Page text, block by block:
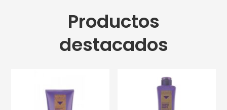
Productos
destacados